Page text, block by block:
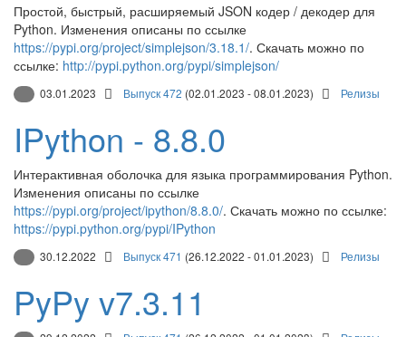
Простой, быстрый, расширяемый JSON кодер / декодер для
Python. Изменения описаны по ссылке
https://pypi.org/project/simplejson/3.18.1/. Скачать можно по
ссылке: http://pypi.python.org/pypi/simplejson/
03.01.2023 Выпуск 472 (02.01.2023 - 08.01.2023) Релизы
IPython - 8.8.0
Интерактивная оболочка для языка программирования Python.
Изменения описаны по ссылке
https://pypi.org/project/ipython/8.8.0/. Скачать можно по ссылке:
https://pypi.python.org/pypi/IPython
30.12.2022 Выпуск 471 (26.12.2022 - 01.01.2023) Релизы
PyPy v7.3.11